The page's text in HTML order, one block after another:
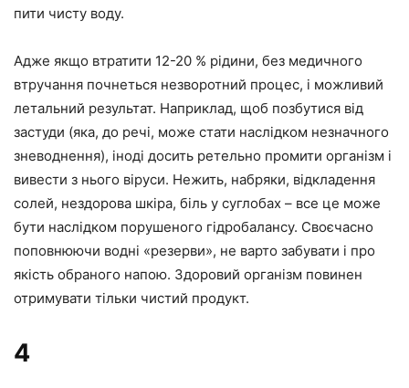
пити чисту воду.
Адже якщо втратити 12-20 % рідини, без медичного
втручання почнеться незворотний процес, і можливий
летальний результат. Наприклад, щоб позбутися від
застуди (яка, до речі, може стати наслідком незначного
зневоднення), іноді досить ретельно промити організм і
вивести з нього віруси. Нежить, набряки, відкладення
солей, нездорова шкіра, біль у суглобах – все це може
бути наслідком порушеного гідробалансу. Своєчасно
поповнюючи водні «резерви», не варто забувати і про
якість обраного напою. Здоровий організм повинен
отримувати тільки чистий продукт.
4